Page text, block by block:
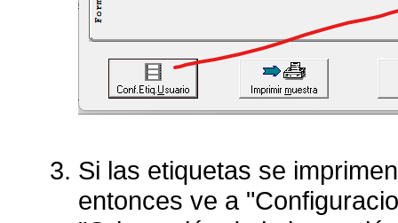
Si las etiquetas se
entonces ve a